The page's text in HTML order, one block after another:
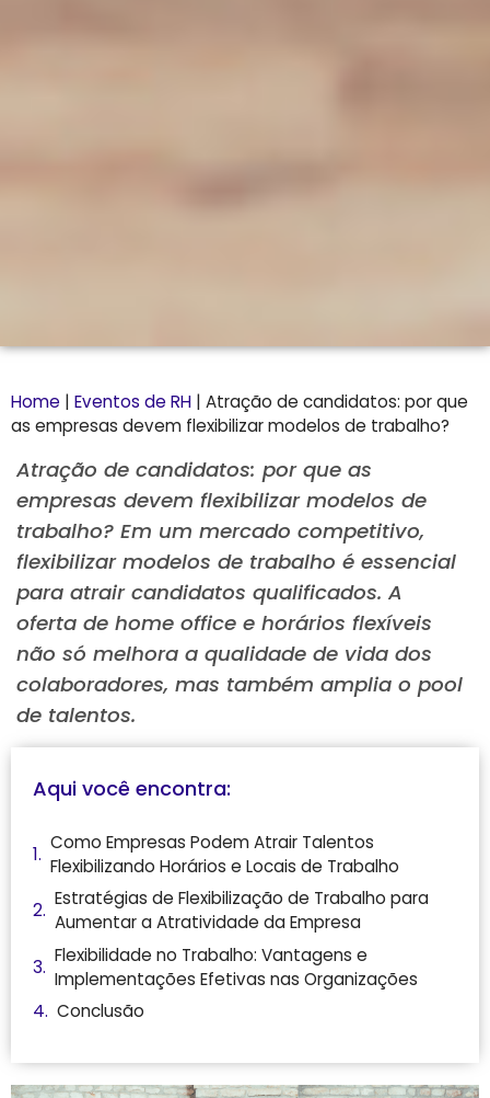
Home | Eventos de RH | Atração de candidatos: por que
as empresas devem flexibilizar modelos de trabalho?
Atração de candidatos: por que as
empresas devem flexibilizar modelos de
trabalho? Em um mercado competitivo,
flexibilizar modelos de trabalho é essencial
para atrair candidatos qualificados. A
oferta de home office e horários flexíveis
não só melhora a qualidade de vida dos
colaboradores, mas também amplia o pool
de talentos.
Aqui você encontra:
Como Empresas Podem Atrair Talentos
Flexibilizando⁢ Horários e ‌Locais de Trabalho
Estratégias de ​Flexibilização de Trabalho ⁤para
Aumentar a Atratividade da Empresa
Flexibilidade no Trabalho: Vantagens e
⁤Implementações Efetivas nas Organizações
Conclusão